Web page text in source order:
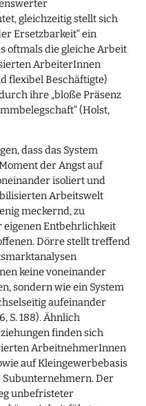
gleichzeitig stellt sich
Ersetzbarkeit“ ein
oftmals die gleiche Arbeit
ArbeiterInnen
flexibel Beschäftigte)
ihre „bloße Präsenz
(Holst,
dass das System
der Angst auf
isoliert und
Arbeitswelt
meckernd, zu
eigenen Entbehrlichkeit
Dörre stellt treffend
keine voneinander
sondern wie ein System
aufeinander
S. 188). Ähnlich
finden sich
ArbeitnehmerInnen
auf Kleingewerbebasis
Der
unbefristeter